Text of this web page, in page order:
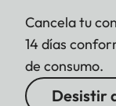
Cancela tu
14 días
de consumo.
Desistir